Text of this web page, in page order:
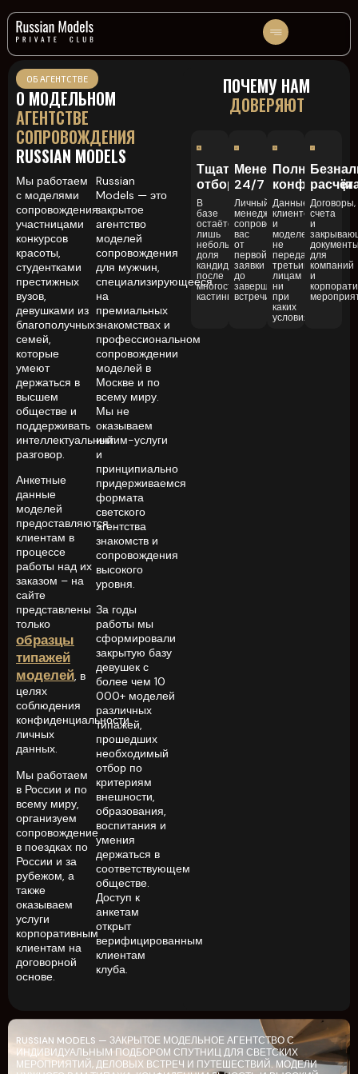
ОБ АГЕНТСТВЕ
О МОДЕЛЬНОМ
АГЕНТСТВЕ
СОПРОВОЖДЕНИЯ
RUSSIAN MODELS
Мы работаем
с моделями
сопровождения:
участницами
конкурсов
красоты,
студентками
престижных
вузов,
девушками из
благополучных
семей,
которые
умеют
держаться в
высшем
обществе и
поддерживать
интеллектуальный
разговор.
Анкетные
данные
моделей
предоставляются
клиентам в
процессе
работы над их
заказом – на
сайте
представлены
только
образцы
типажей
моделей, в
целях
соблюдения
конфиденциальности
личных
данных.
Мы работаем
в России и по
всему миру,
организуем
сопровождение
в поездках по
России и за
рубежом, а
также
оказываем
услуги
корпоративным
клиентам на
договорной
основе.
Russian
Models — это
закрытое
агентство
моделей
сопровождения
для мужчин,
специализирующееся
на
премиальных
знакомствах и
профессиональном
сопровождении
моделей в
Москве и по
всему миру.
Мы не
оказываем
интим-услуги
и
принципиально
придерживаемся
формата
светского
агентства
знакомств и
сопровождения
высокого
уровня.
За годы
работы мы
сформировали
закрытую базу
девушек с
более чем 10
000+ моделей
различных
типажей,
прошедших
необходимый
отбор по
критериям
внешности,
образования,
воспитания и
умения
держаться в
соответствующем
обществе.
Доступ к
анкетам
открыт
верифицированным
клиентам
клуба.
ПОЧЕМУ НАМ
ДОВЕРЯЮТ
Тщательный
отбор
В
базе
остаётся
лишь
небольшая
доля
кандидаток
после
многоступенчатого
кастинга.
Менеджер
24/7
Личный
менеджер
сопровождает
вас
от
первой
заявки
до
завершения
встречи.
Полная
Данные
клиентов
и
моделей
не
передаются
третьим
лицам
ни
при
каких
условиях.
расчёт
Договоры,
счета
и
для
компаний
и
RUSSIAN MODELS — ЗАКРЫТОЕ МОДЕЛЬНОЕ АГЕНТСТВО С
ИНДИВИДУАЛЬНЫМ ПОДБОРОМ СПУТНИЦ ДЛЯ СВЕТСКИХ
МЕРОПРИЯТИЙ, ДЕЛОВЫХ ВСТРЕЧ И ПУТЕШЕСТВИЙ. МОДЕЛИ